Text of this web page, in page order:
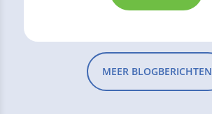
MEER BLOGBERICHTEN